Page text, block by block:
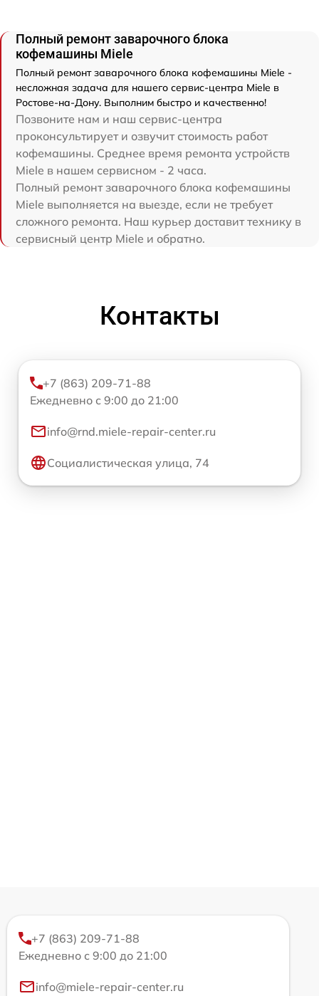
Полный ремонт заварочного блока
кофемашины Miele
Полный ремонт заварочного блока кофемашины Miele -
несложная задача для нашего сервис-центра Miele в
Ростове-на-Дону. Выполним быстро и качественно!
Позвоните нам и наш сервис-центра
проконсультирует и озвучит стоимость работ
кофемашины. Среднее время ремонта устройств
Miele в нашем сервисном - 2 часа.
Полный ремонт заварочного блока кофемашины
Miele выполняется на выезде, если не требует
сложного ремонта. Наш курьер доставит технику в
сервисный центр Miele и обратно.
Контакты
+7 (863) 209-71-88
Ежедневно с 9:00 до 21:00
info@rnd.miele-repair-center.ru
Социалистическая улица, 74
+7 (863) 209-71-88
Ежедневно с 9:00 до 21:00
info@miele-repair-center.ru